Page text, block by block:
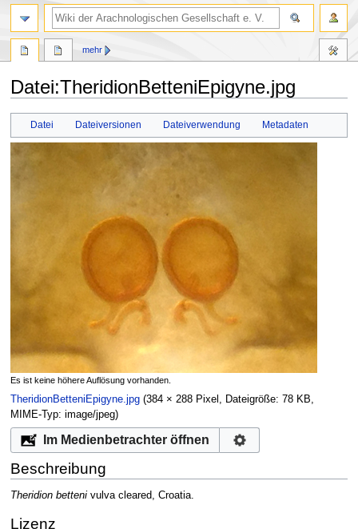
Datei:TheridionBetteniEpigyne.jpg
Datei Dateiversionen Dateiverwendung Metadaten
Es ist keine höhere Auflösung vorhanden.
TheridionBetteniEpigyne.jpg‎ (384 × 288 Pixel, Dateigröße: 78 KB,
MIME-Typ: image/jpeg)
Im Medienbetrachter öffnen
Beschreibung
Theridion bettenivulva cleared, Croatia.
Lizenz
mehr